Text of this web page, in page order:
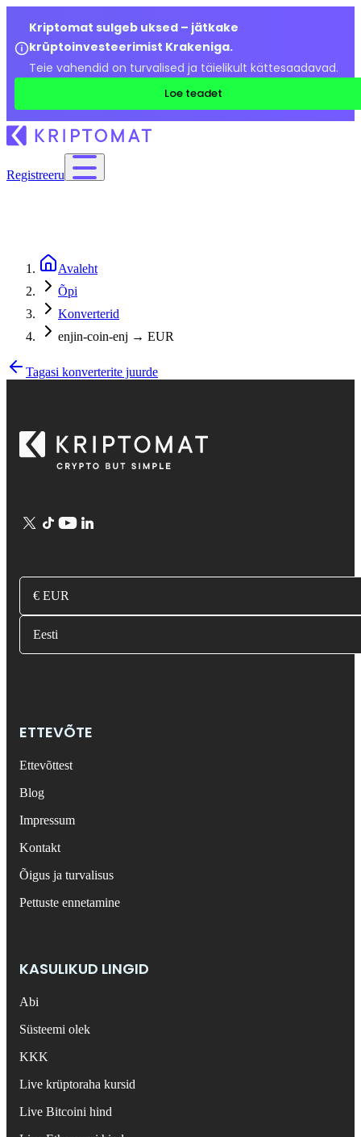
Kriptomat sulgeb uksed – jätkake
krüptoinvesteerimist Krakeniga.
Teie vahendid on turvalised ja täielikult kättesaadavad.
Loe teadet
Registreeru
Avaleht
Õpi
Konverterid
enjin-coin-enj → EUR
Tagasi konverterite juurde
€ EUR
Eesti
ETTEVÕTE
Ettevõttest
Blog
Impressum
Kontakt
Õigus ja turvalisus
Pettuste ennetamine
KASULIKUD LINGID
Abi
Süsteemi olek
KKK
Live krüptoraha kursid
Live Bitcoini hind